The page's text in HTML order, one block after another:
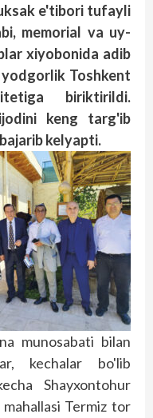
e'tibori tufayli
memorial va uy-
xiyobonida adib
Toshkent
biriktirildi.
keng targ'ib
kelyapti.
munosabati bilan
kechalar bo'lib
Shayxontohur
mahallasi Termiz tor